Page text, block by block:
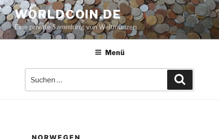
Zum
Inhalt
springen
WORLDCOIN.DE
Eine private Sammlung von Weltmünzen
Menü
NORWEGEN